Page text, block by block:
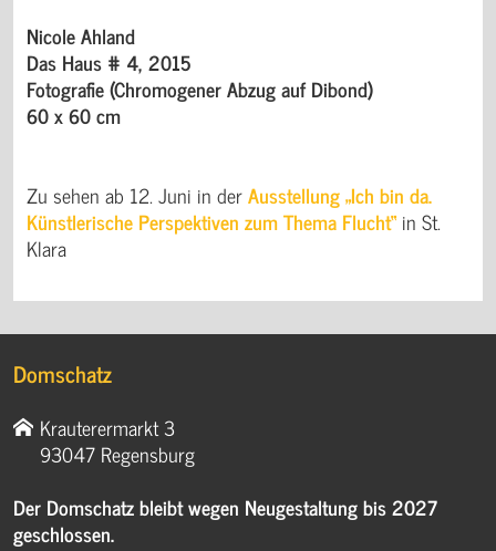
Nicole Ahland
Das Haus # 4, 2015
Fotografie (Chromogener Abzug auf Dibond)
60 x 60 cm
Zu sehen ab 12. Juni in derAusstellung „Ich bin da.
Künstlerische Perspektiven zum Thema Flucht“ in St.
Klara
Domschatz
Krauterermarkt 3
93047 Regensburg
Der Domschatz bleibt wegen Neugestaltung bis 2027
geschlossen.